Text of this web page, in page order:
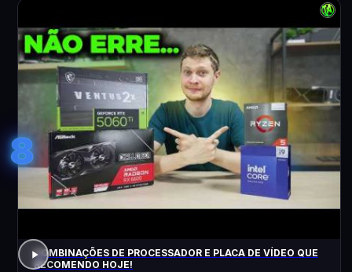
8
COMBINAÇÕES DE PROCESSADOR E PLACA DE VÍDEO QUE
RECOMENDO HOJE!